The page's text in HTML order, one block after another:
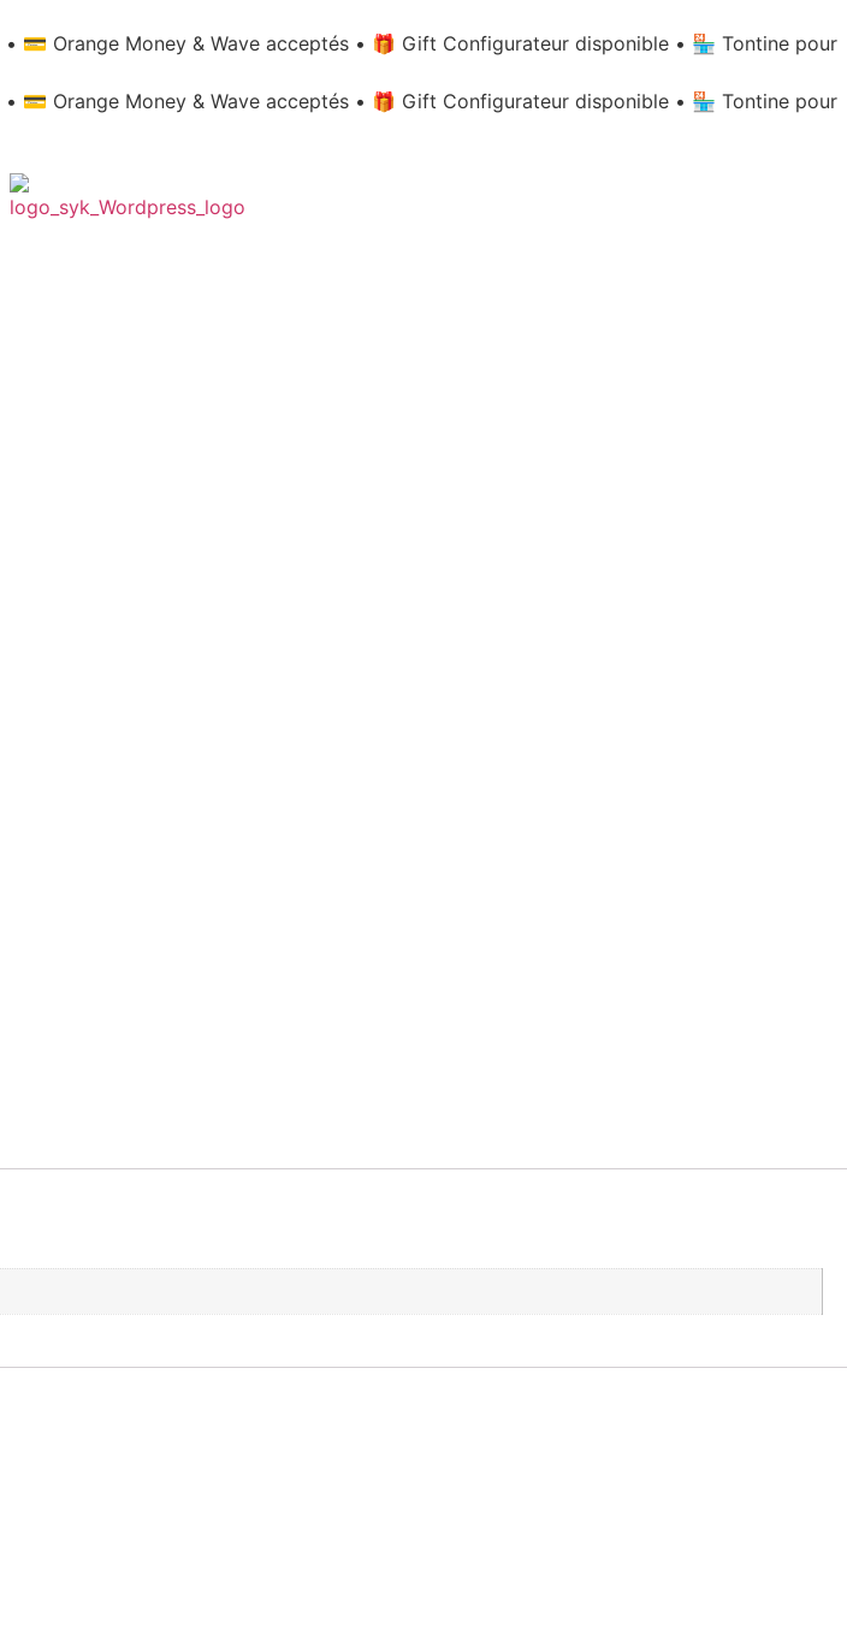
• 💳 Orange Money & Wave acceptés • 🎁 Gift Configurateur disponible • 🏪 Tontine pour
• 💳 Orange Money & Wave acceptés • 🎁 Gift Configurateur disponible • 🏪 Tontine pour